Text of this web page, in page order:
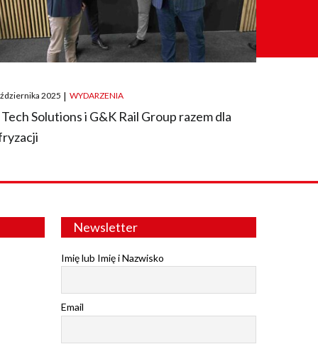
2025 | WYDARZENIA
Tech Solutions i G&K Rail Group razem dla
Newsletter
Imię lub Imię i Nazwisko
Email